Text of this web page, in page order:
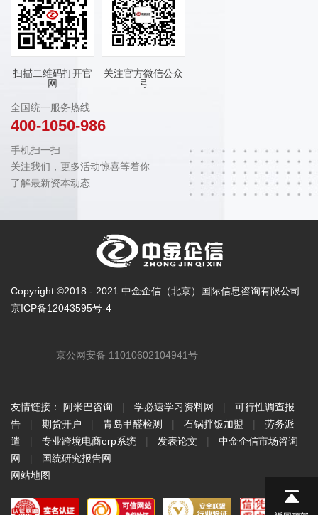
扫描二维码打开官
网
关注官方微信公众
号
全国统一服务热线
400-1050-986
手机扫一扫
关注我们，更多活动惊喜等着你
了解最新资本动态
Copyright ©2018 - 2021 中金企信（北京）国际信息咨询有限公司
京ICP备12043595号-4
京公网安备 11010602104941号
友情链接： 阿米巴咨询 | 学必速学习资料网 |
可行性调查报
告
| 期货开户 | 青岛甲醛检测 | 石锅拌饭加盟 |
劳务派
遣
| 专业跨境电商erp系统 | 发表论文 |
中金企信市场咨询
网
|
国统研究报告网
网站地图